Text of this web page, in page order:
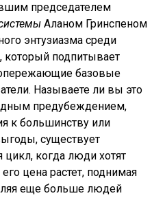
председателем
Аланом Гринспеном
энтузиазма среди
который подпитывает
базовые
Называете ли вы это
предубеждением,
к большинству или
существует
когда люди хотят
цена растет, поднимая
еще больше людей